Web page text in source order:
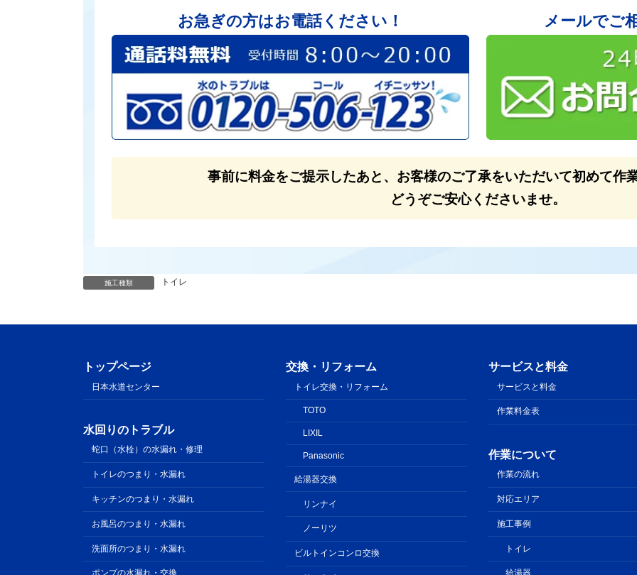
お急ぎの方はお電話ください！ メールでご
事前に料金をご提示したあと、お客様のご了承をいただいて初めて作
どうぞご安心くださいませ。
施工種類 トイレ
トップページ
日本水道センター
水回りのトラブル
蛇口（水栓）の水漏れ・修理
トイレのつまり・水漏れ
キッチンのつまり・水漏れ
お風呂のつまり・水漏れ
洗面所のつまり・水漏れ
交換・リフォーム
トイレ交換・リフォーム
TOTO
LIXIL
Panasonic
給湯器交換
リンナイ
ノーリツ
ビルトインコンロ交換
サービスと料金
サービスと料金
作業料金表
作業について
作業の流れ
対応エリア
施工事例
トイレ